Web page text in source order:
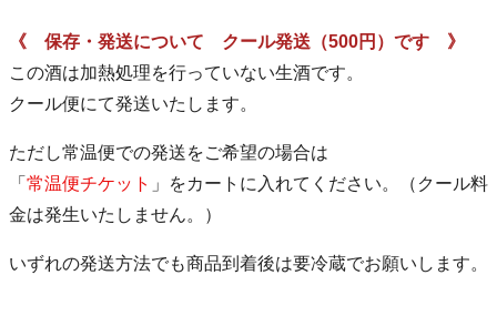
《 保存・発送について クール発送（500円）です 》
この酒は加熱処理を行っていない生酒です。
クール便にて発送いたします。
ただし常温便での発送をご希望の場合は
「 常温便チケット 」をカートに入れてください。（クール料
金は発生いたしません。）
いずれの発送方法でも商品到着後は要冷蔵でお願いします。